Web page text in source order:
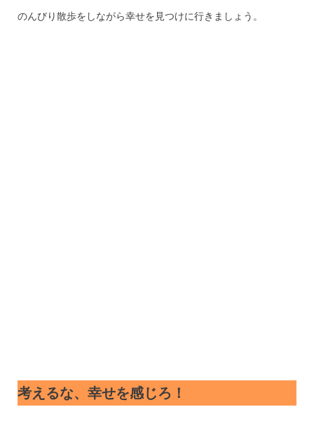
のんびり散歩をしながら幸せを見つけに行きましょう。
考えるな、幸せを感じろ！